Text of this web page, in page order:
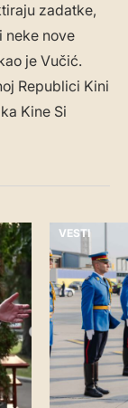
zadatke,
neke nove
je Vučić.
Republici Kini
Kine Si
VESTI